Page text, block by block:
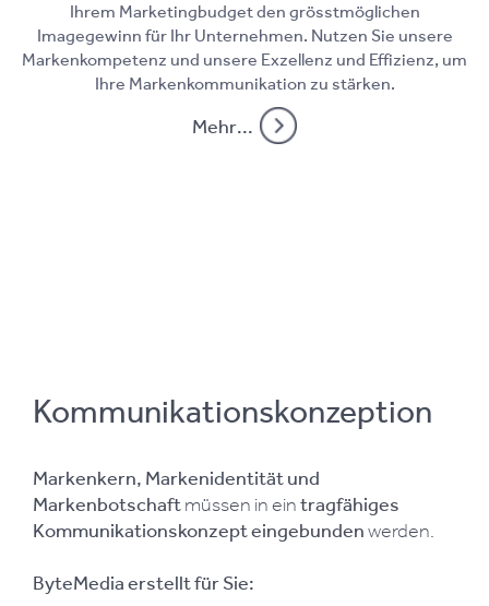
Ihrem Marketingbudget den grösstmöglichen
Imagegewinn für Ihr Unternehmen. Nutzen Sie unsere
Markenkompetenz und unsere Exzellenz und Effizienz, um
Ihre Markenkommunikation zu stärken.
Mehr...
Kommunikationskonzeption
Markenkern, Markenidentität und
Markenbotschaftmüssen in eintragfähiges
Kommunikationskonzept eingebundenwerden.
ByteMedia erstellt für Sie: